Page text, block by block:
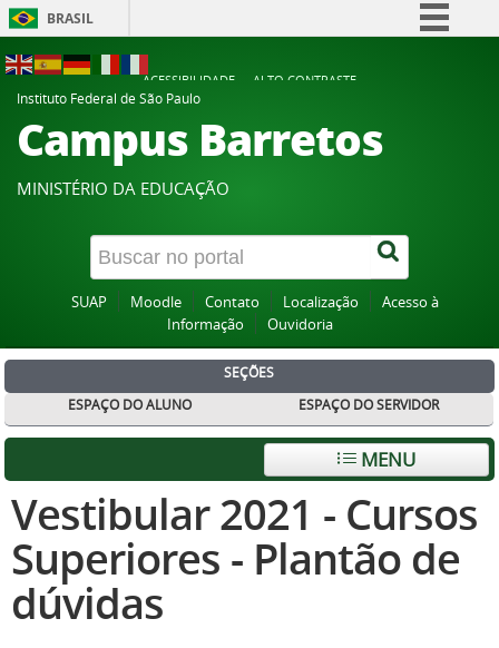
BRASIL
Participe
Acesso à informação
Canais
ACESSIBILIDADE
ALTO CONTRASTE
Instituto Federal de São Paulo
Campus Barretos
MINISTÉRIO DA EDUCAÇÃO
SUAP Moodle Contato Localização
Acesso à
Informação
Ouvidoria
SEÇÕES
ESPAÇO DO ALUNO
ESPAÇO DO SERVIDOR
MENU
Vestibular 2021 - Cursos
Superiores - Plantão de
dúvidas